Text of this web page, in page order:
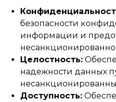
безопасности
информации и
Целостность:
надежности данных
Доступность: